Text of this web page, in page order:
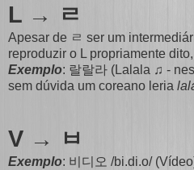
L → ㄹ
Apesar de ㄹ ser um
reproduzir o L propriamente
Exemplo: 랄랄라 (Lalala ♫ -
sem dúvida um coreano leria
V → ㅂ
Exemplo: 비디오 /bi.di.o/